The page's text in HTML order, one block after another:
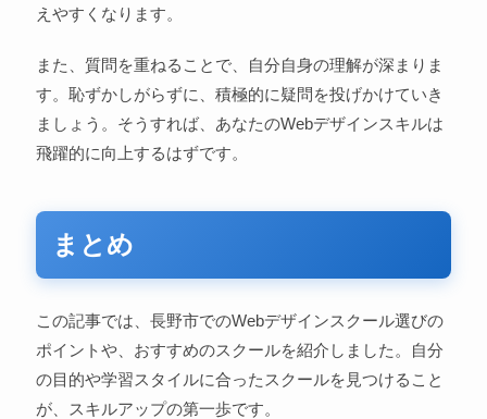
えやすくなります。
また、質問を重ねることで、自分自身の理解が深まりま
す。恥ずかしがらずに、積極的に疑問を投げかけていき
ましょう。そうすれば、あなたのWebデザインスキルは
飛躍的に向上するはずです。
まとめ
この記事では、長野市でのWebデザインスクール選びの
ポイントや、おすすめのスクールを紹介しました。自分
の目的や学習スタイルに合ったスクールを見つけること
が、スキルアップの第一歩です。